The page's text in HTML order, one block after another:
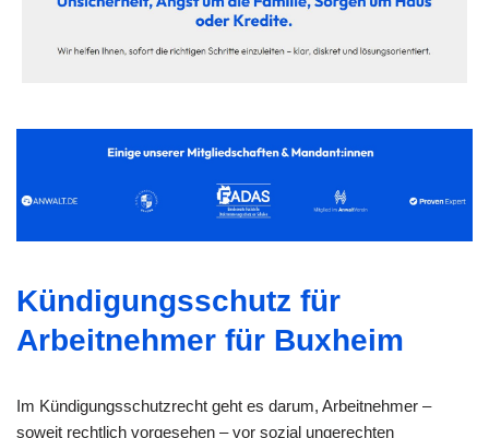
Kündigungsschutz für
Arbeitnehmer für Buxheim
Im Kündigungsschutzrecht geht es darum, Arbeitnehmer –
soweit rechtlich vorgesehen – vor sozial ungerechten